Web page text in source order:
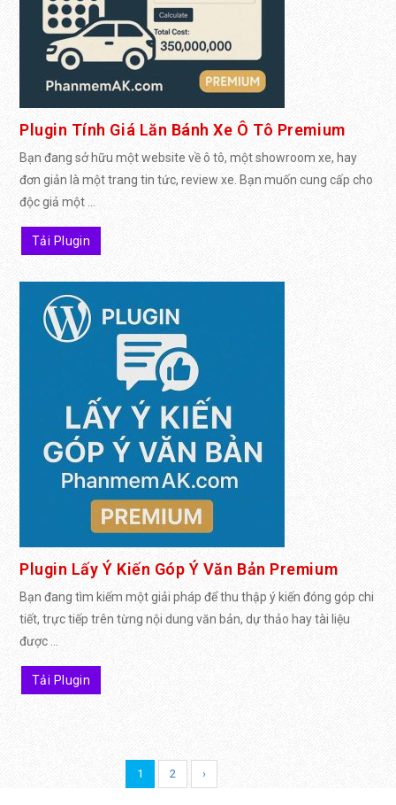
Plugin Tính Giá Lăn Bánh Xe Ô Tô Premium
Bạn đang sở hữu một website về ô tô, một showroom xe, hay
đơn giản là một trang tin tức, review xe. Bạn muốn cung cấp cho
độc giả một ...
Tải Plugin
Plugin Lấy Ý Kiến Góp Ý Văn Bản Premium
Bạn đang tìm kiếm một giải pháp để thu thập ý kiến đóng góp chi
tiết, trực tiếp trên từng nội dung văn bản, dự thảo hay tài liệu
được ...
Tải Plugin
1 2 ›